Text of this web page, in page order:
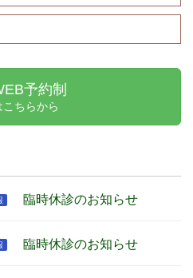
予約制
こちらから
臨時休診のお知らせ
臨時休診のお知らせ